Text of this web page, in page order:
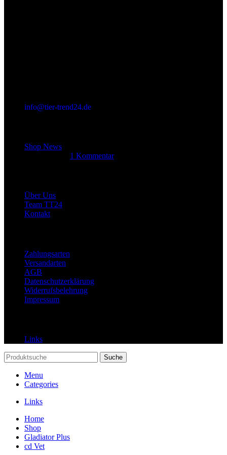
info@tier-trend24.de
Shop News
1 Kommentar
Über Uns
Team TT24
Kontakt
Zahlungsarten
Versandarten
AGB
Datenschutzerklärung
Widerrufsbelehrung
Impressum
Links
Suche
Menu
Categories
Links
Home
Shop
Gladiator Plus
cd Vet